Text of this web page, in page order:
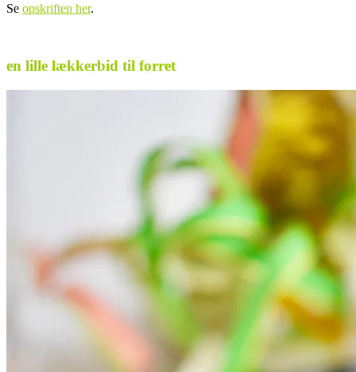
Se opskriften her.
en lille lækkerbid til forret